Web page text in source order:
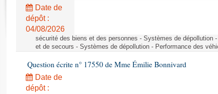
Rapports législatifs
Rapports sur l'application des lois
Baromètre de l’application des lois
Dossiers législatifs
Budget et sécurité sociale
Questions écrites et orales
Date de
dépôt :
04/08/2026
sécurité des biens et des personnes - Systèmes de dépollution
et de secours - Systèmes de dépollution - Performance des
Question écrite n° 17550 de Mme Émilie Bonnivard
Date de
dépôt :